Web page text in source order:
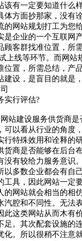
该有一定要知道什么
体方面抄那家，没有
的网站规划打工为您
是企业的一个互联网
顾客群找准位置，所
上线等环节。而网站
位置，所需总结，产
建设，是盲目的就是
实行评估?
站建设服务供货商
可以看从行业的角度
行特殊效用和诠释的
货商是否能够在后台
没有较给力服务意识
以多数企业都会有自
工具，因此网站一定
的网站就会相当的相
汽腔和不同性。无法
此这类网站从而木有
足。其次配套设施的
化。所以很稍不注意